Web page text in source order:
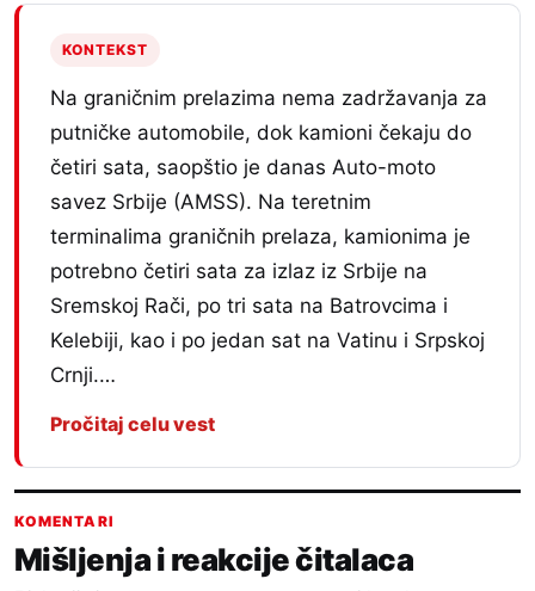
KONTEKST
Na graničnim prelazima nema zadržavanja za
putničke automobile, dok kamioni čekaju do
četiri sata, saopštio je danas Auto-moto
savez Srbije (AMSS). Na teretnim
terminalima graničnih prelaza, kamionima je
potrebno četiri sata za izlaz iz Srbije na
Sremskoj Rači, po tri sata na Batrovcima i
Kelebiji, kao i po jedan sat na Vatinu i Srpskoj
Crnji.…
Pročitaj celu vest
KOMENTARI
Mišljenja i reakcije čitalaca